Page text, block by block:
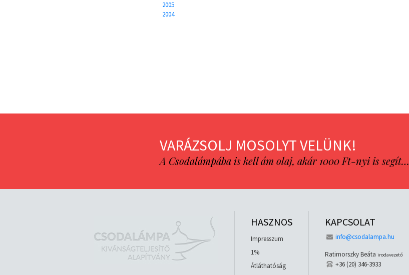
2005
2004
VARÁZSOLJ MOSOLYT VELÜNK!
A Csodalámpába is kell ám olaj, akár 1000 Ft-nyi is segít…
HASZNOS
Impresszum
1%
Átláthatóság
KAPCSOLAT
info@csodalampa.hu
Ratimorszky Beáta irodavezető
+36 (20) 346-3933